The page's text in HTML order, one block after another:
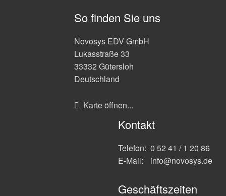
So finden Sie uns
Novosys EDV GmbH
Lukasstraße 33
33332 Gütersloh
Deutschland
Karte öffnen...
Kontakt
Telefon:
E-Mail:
0 52 41 / 1 20 86
info@novosys.de
Geschäftszeiten